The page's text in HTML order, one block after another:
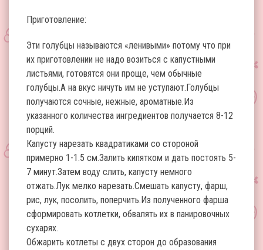
Приготовление:
Эти голубцы называются «ленивыми» потому что при
их приготовлении не надо возиться с капустными
листьями, готовятся они проще, чем обычные
голубцы.А на вкус ничуть им не уступают.Голубцы
получаются сочные, нежные, ароматные.Из
указанного количества ингредиентов получается 8-12
порций.
Капусту нарезать квадратиками со стороной
примерно 1-1.5 см.Залить кипятком и дать постоять 5-
7 минут.Затем воду слить, капусту немного
отжать.Лук мелко нарезать.Смешать капусту, фарш,
рис, лук, посолить, поперчить.Из полученного фарша
сформировать котлетки, обвалять их в панировочных
сухарях.
Обжарить котлеты с двух сторон до образования